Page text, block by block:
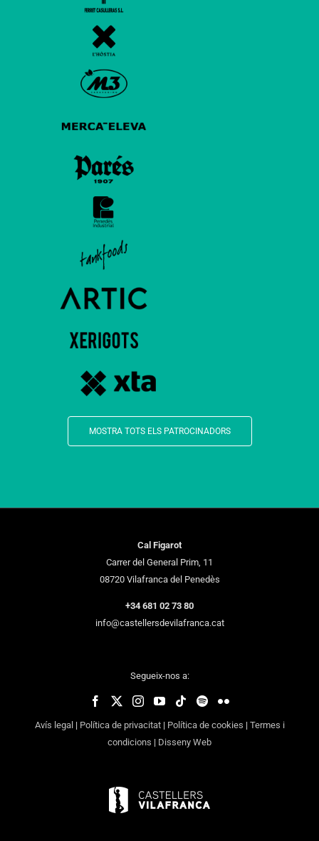
MOSTRA TOTS ELS PATROCINADORS
Cal Figarot
Carrer del General Prim, 11
08720 Vilafranca del Penedès
+34 681 02 73 80
info@castellersdevilafranca.cat
Segueix-nos a:
Avís legal| Política de privacitat| Política de cookies | Termes i
condicions | Disseny Web